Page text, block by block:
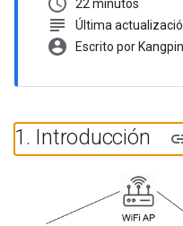
22 minutos
subject Última
account_circle Escrito por
1. Introducción